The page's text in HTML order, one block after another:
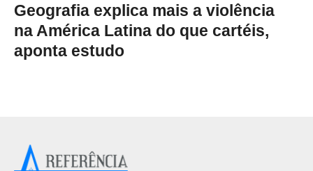
Geografia explica mais a violência
na América Latina do que cartéis,
aponta estudo